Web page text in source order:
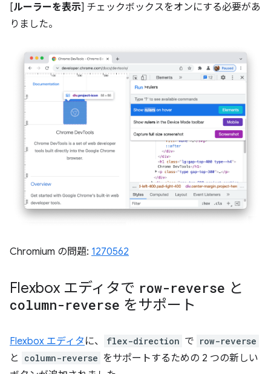
[ルーラーを表示] チェックボックスをオンにする必要があ
りました。
Chromium の問題: 1270562
Flexbox エディタで row-reverse と
column-reverse をサポート
Flexbox エディタ に、 flex-direction で row-reverse
と column-reverse をサポートするための 2 つの新しい